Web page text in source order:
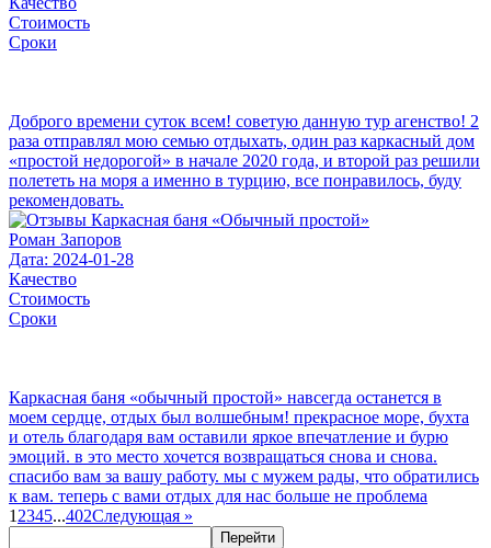
Стоимость
Сроки
Доброго времени суток всем! советую данную тур агенство! 2
раза отправлял мою семью отдыхать, один раз каркасный дом
«простой недорогой» в начале 2020 года, и второй раз решили
полететь на моря а именно в турцию, все понравилось, буду
рекомендовать.
Роман Запоров
Дата: 2024-01-28
Качество
Стоимость
Сроки
Каркасная баня «обычный простой» навсегда останется в
моем сердце, отдых был волшебным! прекрасное море, бухта
и отель благодаря вам оставили яркое впечатление и бурю
эмоций. в это место хочется возвращаться снова и снова.
спасибо вам за вашу работу. мы с мужем рады, что обратились
к вам. теперь с вами отдых для нас больше не проблема
1 2345...402Следующая »
Перейти